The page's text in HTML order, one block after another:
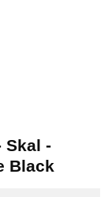
Skal -
Black